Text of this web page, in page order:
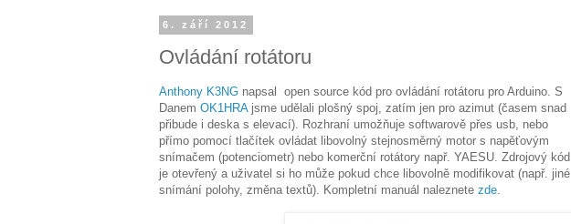
6. září 2012
Ovládání rotátoru
Anthony K3NG napsal open source kód pro ovládání rotátoru pro Arduino. S
Danem OK1HRAjsme udělali plošný spoj, zatím jen pro azimut (časem snad
přibude i deska s elevací). Rozhraní umožňuje softwarově přes usb, nebo
přímo pomocí tlačítek ovládat libovolný stejnosměrný motor s napěťovým
snímačem (potenciometr) nebo komerční rotátory např. YAESU. Zdrojový kód
je otevřený a uživatel si ho může pokud chce libovolně modifikovat (např. jiné
snímání polohy, změna textů). Kompletní manuál naleznete zde.